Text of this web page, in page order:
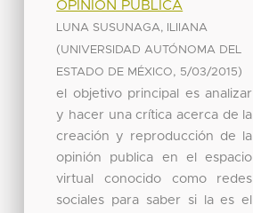
OPINIÓN PÚBLICA
LUNA SUSUNAGA, ILIIANA
(UNIVERSIDAD AUTÓNOMA DEL
ESTADO DE MÉXICO, 5/03/2015)
el objetivo principal es analizar
y hacer una crítica acerca de la
creación y reproducción de la
opinión publica en el espacio
virtual conocido como redes
sociales para saber si la es el